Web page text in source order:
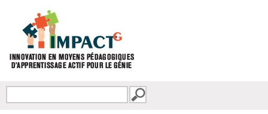
FORMULAIRE DE